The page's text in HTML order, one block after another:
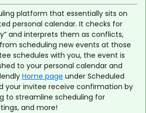
platform that essentially sits on
personal calendar. It checks for
and interprets them as conflicts,
scheduling new events at those
schedules with you, the event is
to your personal calendar and
Home page under Scheduled
your invitee receive confirmation by
to streamline scheduling for
and more!